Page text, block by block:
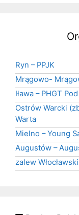
Ryn – PPJK
Mrągowo-
Iława – PHGT
Ostrów Warcki
Warta
Mielno – Young
Augustów –
zalew